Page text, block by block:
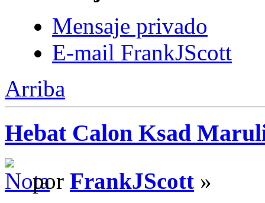
Mensaje privado
E-mail FrankJScott
Arriba
Hebat Calon Ksad
por FrankJScott »